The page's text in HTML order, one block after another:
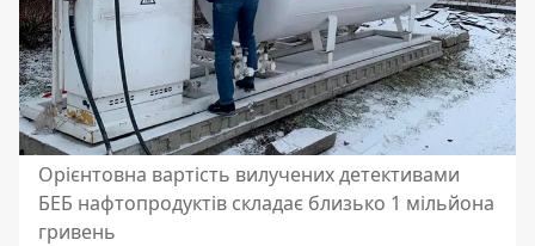
Орієнтовна вартість вилучених детективами
БЕБ нафтопродуктів складає близько 1 мільйона
гривень